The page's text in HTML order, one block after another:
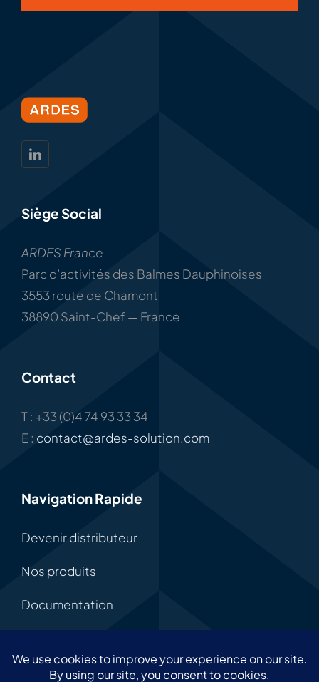
Siège Social
ARDES France
Parc d’activités des Balmes Dauphinoises
3553 route de Chamont
38890 Saint-Chef — France
Contact
T : +33 (0)4 74 93 33 34
E : contact@ardes-solution.com
Navigation Rapide
Devenir distributeur
Nos produits
Documentation